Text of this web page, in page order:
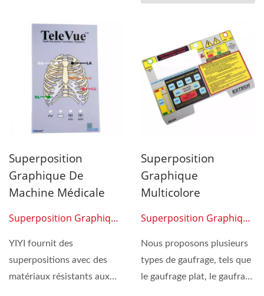
Superposition
Graphique De
Machine Médicale
Superposition Graphique
YIYI fournit des
superpositions avec des
matériaux résistants aux
Superposition
Graphique
Multicolore
Superposition Graphique
Nous proposons plusieurs
types de gaufrage, tels que
le gaufrage plat, le gaufrage